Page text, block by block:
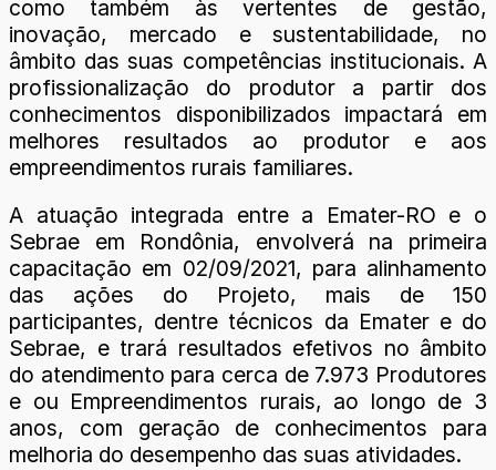
como também às vertentes de gestão,
inovação, mercado e sustentabilidade, no
âmbito das suas competências institucionais. A
profissionalização do produtor a partir dos
conhecimentos disponibilizados impactará em
melhores resultados ao produtor e aos
empreendimentos rurais familiares.
A atuação integrada entre a Emater-RO e o
Sebrae em Rondônia, envolverá na primeira
capacitação em 02/09/2021, para alinhamento
das ações do Projeto, mais de 150
participantes, dentre técnicos da Emater e do
Sebrae, e trará resultados efetivos no âmbito
do atendimento para cerca de 7.973 Produtores
e ou Empreendimentos rurais, ao longo de 3
anos, com geração de conhecimentos para
melhoria do desempenho das suas atividades.